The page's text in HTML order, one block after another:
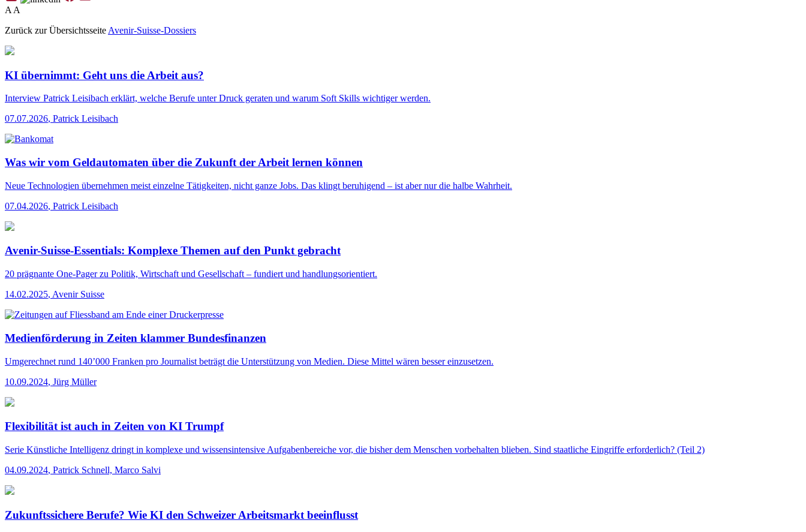
A A
Zurück zur Übersichtsseite Avenir-Suisse-Dossiers
KI übernimmt: Geht uns die Arbeit aus?
Interview Patrick Leisibach erklärt, welche Berufe unter Druck geraten und warum Soft Skills wichtiger werden.
07.07.2026, Patrick Leisibach
Was wir vom Geldautomaten über die Zukunft der Arbeit lernen können
Neue Technologien übernehmen meist einzelne Tätigkeiten, nicht ganze Jobs. Das klingt beruhigend – ist aber nur die halbe Wahrheit.
07.04.2026, Patrick Leisibach
Avenir-Suisse-Essentials: Komplexe Themen auf den Punkt gebracht
20 prägnante One-Pager zu Politik, Wirtschaft und Gesellschaft – fundiert und handlungsorientiert.
14.02.2025, Avenir Suisse
Medienförderung in Zeiten klammer Bundesfinanzen
Umgerechnet rund 140’000 Franken pro Journalist beträgt die Unterstützung von Medien. Diese Mittel wären besser einzusetzen.
10.09.2024, Jürg Müller
Flexibilität ist auch in Zeiten von KI Trumpf
Serie Künstliche Intelligenz dringt in komplexe und wissensintensive Aufgabenbereiche vor, die bisher dem Menschen vorbehalten blieben. Sind staatliche Eingriffe erforderlich? (Teil 2)
04.09.2024, Patrick Schnell, Marco Salvi
Zukunftssichere Berufe? Wie KI den Schweizer Arbeitsmarkt beeinflusst